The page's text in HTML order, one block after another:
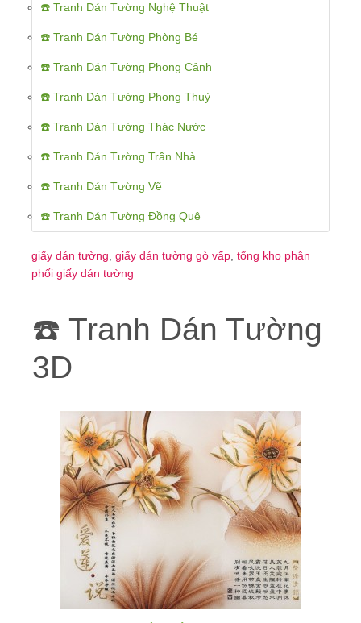
☎️ Tranh Dán Tường Nghệ Thuật
☎️ Tranh Dán Tường Phòng Bé
☎️ Tranh Dán Tường Phong Cảnh
☎️ Tranh Dán Tường Phong Thuỷ
☎️ Tranh Dán Tường Thác Nước
☎️ Tranh Dán Tường Trần Nhà
☎️ Tranh Dán Tường Vẽ
☎️ Tranh Dán Tường Đồng Quê
giấy dán tường giấy dán tường gò vấp tổng kho phân
phối giấy dán tường
☎️ Tranh Dán Tường
3D